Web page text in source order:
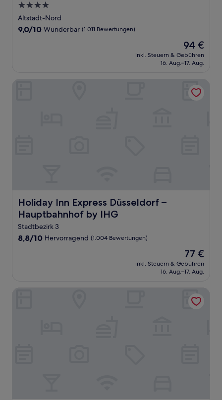
4.0-
Sterne-
Unterkunft
Altstadt-Nord
9.0
9,0/10 Wunderbar (1.011 Bewertungen)
Der
Preis
beträgt
94 €
inkl. Steuern & Gebühren
16. Aug.–17. Aug.
Holiday Inn Express Düsseldorf –
Hauptbahnhof by IHG
Holiday Inn Express Düsseldorf – Hauptbahnhof by IHG
Stadtbezirk 3
8.8
8,8/10 Hervorragend (1.004 Bewertungen)
Der
Preis
beträgt
77 €
inkl. Steuern & Gebühren
16. Aug.–17. Aug.
Holiday Inn Express Düsseldorf – Hauptbahnhof by IHG